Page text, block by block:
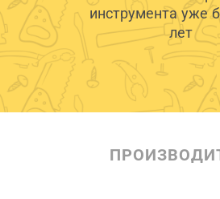
инструмента уже
лет